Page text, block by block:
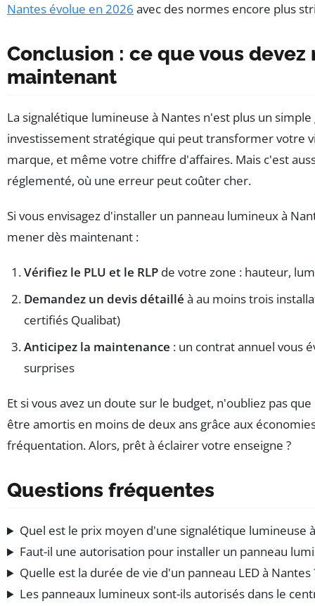
Nantes évolue en 2026 avec des normes encore plus
Conclusion : ce que vous
maintenant
La signalétique lumineuse à Nantes n'est plus un simple
investissement stratégique qui peut transformer votre
marque, et même votre chiffre d'affaires. Mais c'est
réglementé, où une erreur peut coûter cher.
Si vous envisagez d'installer un panneau lumineux à
mener dès maintenant :
Vérifiez le PLU et le RLP de votre zone : hauteur,
Demandez un devis détaillé à au moins trois
certifiés Qualibat)
Anticipez la maintenance : un contrat annuel vous
surprises
Et si vous avez un doute sur le budget, n'oubliez pas
être amortis en moins de deux ans grâce aux
fréquentation. Alors, prêt à éclairer votre enseigne ?
Questions fréquentes
Quel est le prix moyen d'une signalétique lumineuse
Faut-il une autorisation pour installer un panneau
Quelle est la durée de vie d'un panneau LED à Nantes
Les panneaux lumineux sont-ils autorisés dans le